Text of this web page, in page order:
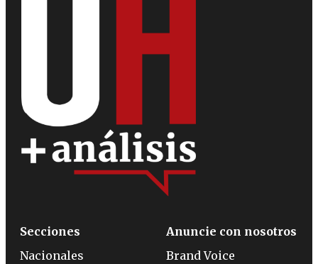
Secciones
Nacionales
Anuncie con nosotros
Brand Voice